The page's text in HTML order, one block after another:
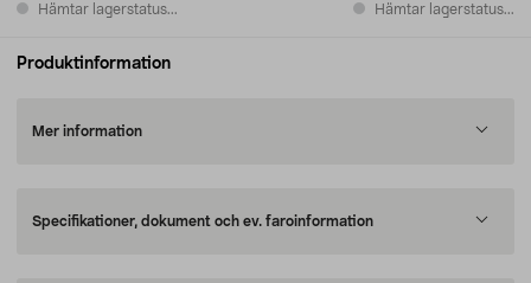
Hämtar lagerstatus... Hämtar lagerstatus...
Produktinformation
Mer information
Specifikationer, dokument och ev. faroinformation